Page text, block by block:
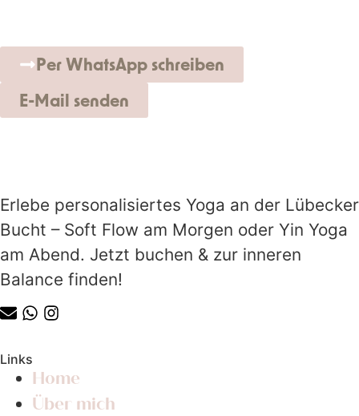
Per WhatsApp schreiben
E-Mail senden
Erlebe personalisiertes Yoga an der Lübecker
Bucht – Soft Flow am Morgen oder Yin Yoga
am Abend. Jetzt buchen & zur inneren
Balance finden!
Links
Home
Über mich